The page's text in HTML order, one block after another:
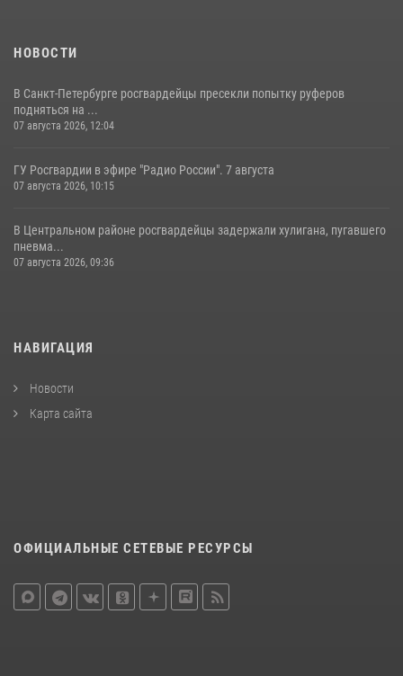
НОВОСТИ
В Санкт-Петербурге росгвардейцы пресекли попытку руферов
подняться на ...
07 августа 2026, 12:04
ГУ Росгвардии в эфире "Радио России". 7 августа
07 августа 2026, 10:15
В Центральном районе росгвардейцы задержали хулигана, пугавшего
пневма...
07 августа 2026, 09:36
НАВИГАЦИЯ
Новости
Карта сайта
ОФИЦИАЛЬНЫЕ СЕТЕВЫЕ РЕСУРСЫ